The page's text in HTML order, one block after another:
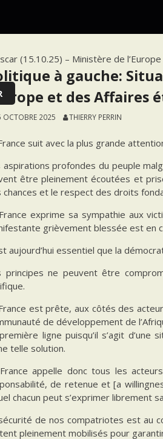
(15.10.25) – Ministère de
à gauche:
et des Affaires
OCTOBRE 2025 THIERRY PERRIN
suit avec la plus grande
aspirations profondes du peuple
être pleinement écoutées et
chances et le respect des droits
exprime sa sympathie aux
grièvement blessée est en
aujourd’hui essentiel que la
principes ne peuvent être
est prête, aux côtés des
de développement de
ligne puisqu’il s’agit
telle solution.
appelle donc tous les
de retenue et [a
chacun peut s’exprimer librement
de nos compatriotes est au
pleinement mobilisés pour